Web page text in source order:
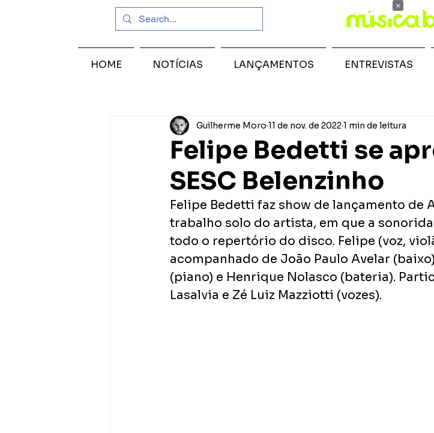
Felipe Bedetti se
SESC Belenzinho
Guilherme Moro 11 de nov. de 2022 1 min de leitura
Felipe Bedetti faz show de lançamento de
trabalho solo do artista, em que a
todo o repertório do disco. Felipe (voz,
acompanhado de João Paulo Avelar
(piano) e Henrique Nolasco (bateria).
Lasalvia e Zé Luiz Mazziotti (vozes).
HOME NOTÍCIAS LANÇAMENTOS ENTREVISTAS
×